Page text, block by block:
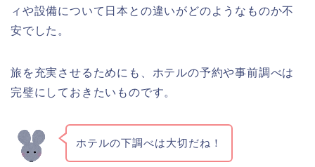
ィや設備について日本との違いがどのようなものか不
安でした。
旅を充実させるためにも、ホテルの予約や事前調べは
完璧にしておきたいものです。
ホテルの下調べは大切だね！